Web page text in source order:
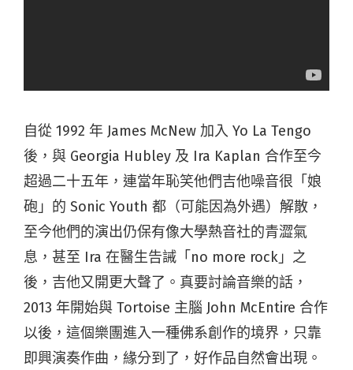
自從 1992 年 James McNew 加入 Yo La Tengo
後，與 Georgia Hubley 及 Ira Kaplan 合作至今
超過二十五年，連當年恥笑他們吉他噪音很「娘
砲」的 Sonic Youth 都（可能因為外遇）解散，
至今他們的演出仍保有像大學熱音社的青澀氣
息，甚至 Ira 在醫生告誡「no more rock」之
後，吉他又開更大聲了。真要討論音樂的話，
2013 年開始與 Tortoise 主腦 John McEntire 合作
以後，這個樂團進入一種佛系創作的境界，只靠
即興演奏作曲，緣分到了，好作品自然會出現。